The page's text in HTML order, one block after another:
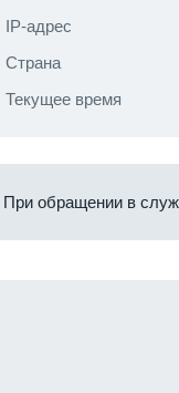
IP-адрес
Страна
Текущее время
При обращении в